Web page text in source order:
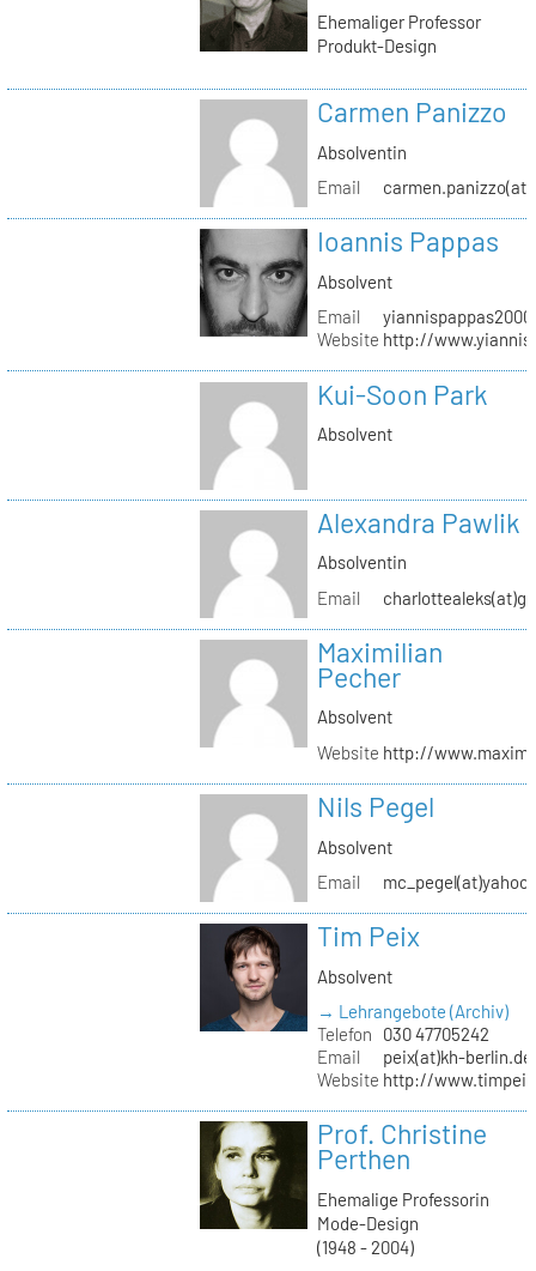
Ehemaliger Professor
Produkt-Design
Carmen Panizzo
Absolventin
Email
Ioannis Pappas
Absolvent
Email
Website http://
Kui-Soon Park
Absolvent
Alexandra Pawlik
Absolventin
Email
Maximilian
Pecher
Absolvent
Website http://
Nils Pegel
Absolvent
Email
Tim Peix
Absolvent
→ Lehrangebote (Archiv)
Telefon
030 47705242
Email
peix(at)kh-berlin.de
Website http://
Prof. Christine
Perthen
Ehemalige Professorin
Mode-Design
(1948 - 2004)